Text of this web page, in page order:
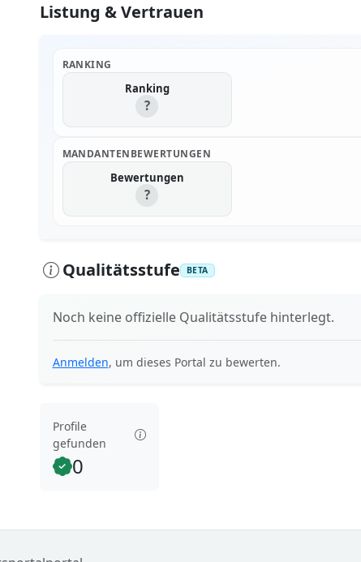
Listung & Vertrauen
RANKING
Ranking
?
MANDANTENBEWERTUNGEN
Bewertungen
?
Qualitätsstufe BETA
Noch keine offizielle Qualitätsstufe hinterlegt.
Anmelden, um dieses Portal zu bewerten.
Profile
gefunden
0